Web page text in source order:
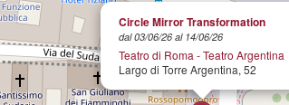
Circle Mirror Transformation
dal 03/06/26 al 14/06/26
Teatro di Roma - Teatro Argentina
Largo di Torre Argentina, 52